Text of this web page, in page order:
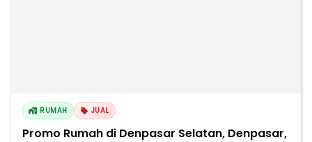
RUMAH JUAL
Promo Rumah di Denpasar Selatan, Denpasar,